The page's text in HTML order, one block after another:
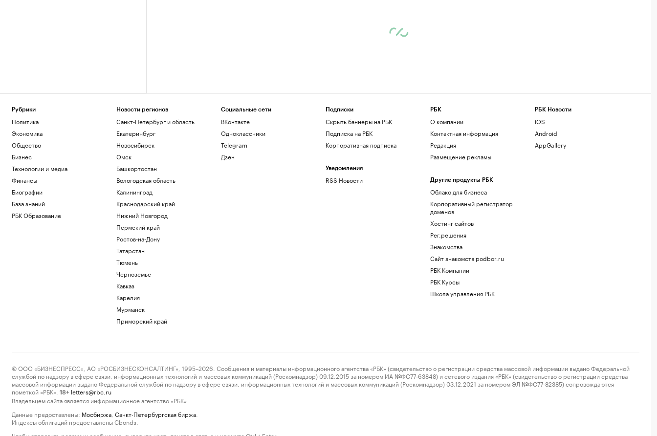
Рубрики
Политика
Экономика
Общество
Бизнес
Технологии и медиа
Финансы
Биографии
База знаний
РБК Образование
Новости регионов
Санкт-Петербург и область
Екатеринбург
Новосибирск
Омск
Башкортостан
Вологодская область
Калининград
Краснодарский край
Нижний Новгород
Пермский край
Ростов-на-Дону
Татарстан
Тюмень
Черноземье
Кавказ
Карелия
Мурманск
Приморский край
Социальные сети
ВКонтакте
Одноклассники
Telegram
Дзен
Подписки
Скрыть баннеры на РБК
Подписка на РБК
Корпоративная подписка
Уведомления
RSS Новости
РБК
О компании
Контактная информация
Редакция
Размещение рекламы
Другие продукты РБК
Облако для бизнеса
Корпоративный регистратор
доменов
Хостинг сайтов
Рег.решения
Знакомства
Сайт знакомств podbor.ru
РБК Компании
РБК Курсы
Школа управления РБК
РБК Новости
iOS
Android
AppGallery
© ООО «БИЗНЕСПРЕСС», АО «РОСБИЗНЕСКОНСАЛТИНГ», 1995–2026. Сообщения и материалы информационного агентства «РБК» (свидетельство о регистрации средства массовой информации выдано Федеральной
службой по надзору в сфере связи, информационных технологий и массовых коммуникаций (Роскомнадзор) 09.12.2015 за номером ИА №ФС77-63848) и сетевого издания «РБК» (свидетельство о регистрации средства
массовой информации выдано Федеральной службой по надзору в сфере связи, информационных технологий и массовых коммуникаций (Роскомнадзор) 03.12.2021 за номером ЭЛ №ФС77-82385) сопровождаются
пометкой «РБК».
18+ letters@rbc.ru
Владельцем сайта является информационное агентство «РБК».
Данные предоставлены: Мосбиржа Санкт-Петербургская биржа
Индексы облигаций предоставлены Cbonds.